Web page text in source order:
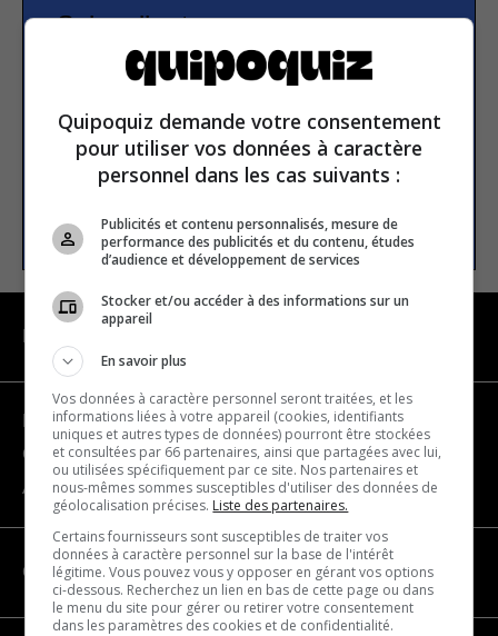
Subscribe to our
newsletter
Email address
SUBSCRIBE
Become a partner
Contact us
About us
CATEGORIES
Quipoquiz demande votre consentement
pour utiliser vos données à caractère
personnel dans les cas suivants :
Publicités et contenu personnalisés, mesure de
performance des publicités et du contenu, études
d’audience et développement de services
Stocker et/ou accéder à des informations sur un
appareil
En savoir plus
Vos données à caractère personnel seront traitées, et les
informations liées à votre appareil (cookies, identifiants
uniques et autres types de données) pourront être stockées
et consultées par 66 partenaires, ainsi que partagées avec lui,
ou utilisées spécifiquement par ce site. Nos partenaires et
nous-mêmes sommes susceptibles d'utiliser des données de
géolocalisation précises. Liste des partenaires.
Certains fournisseurs sont susceptibles de traiter vos
données à caractère personnel sur la base de l'intérêt
légitime. Vous pouvez vous y opposer en gérant vos options
ci-dessous. Recherchez un lien en bas de cette page ou dans
le menu du site pour gérer ou retirer votre consentement
dans les paramètres des cookies et de confidentialité.